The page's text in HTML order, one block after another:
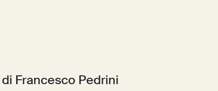
di Francesco Pedrini